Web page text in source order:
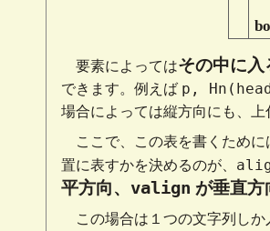
要素によってはその中に
できます。例えば p,
場合によっては縦方向にも、
ここで、この表を書くために
置に表すかを決めるのが、
平方向、 valign が垂直方
この場合は１つの文字列し